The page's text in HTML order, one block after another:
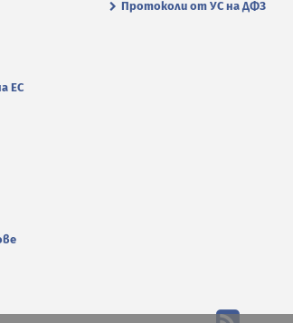
Протоколи от УС на ДФЗ
ЕС